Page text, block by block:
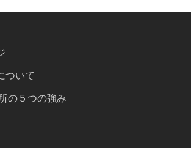
ついて
の５つの強み